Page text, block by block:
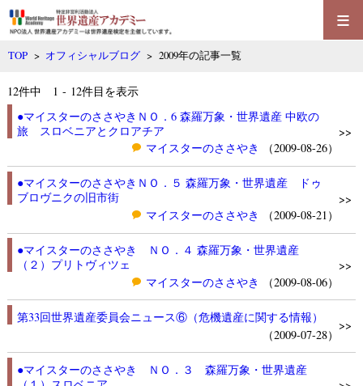
≡
TOP > オフィシャルブログ > 2009年の記事一覧
12件中 1 - 12件目を表示
●マイスターのささやきＮＯ．6 森羅万象・世界遺産 中欧の
旅 スロベニアとクロアチア
マイスターのささやき
（2009-08-26）
>>
●マイスターのささやきＮＯ．５ 森羅万象・世界遺産 ドゥ
ブロヴニクの旧市街
マイスターのささやき
（2009-08-21）
>>
●マイスターのささやき ＮＯ．４ 森羅万象・世界遺産
（２）プリトヴィツェ
マイスターのささやき
（2009-08-06）
>>
第33回世界遺産委員会ニュース⑥（危機遺産に関する情報）
（2009-07-28）
>>
●マイスターのささやき ＮＯ．３ 森羅万象・世界遺産